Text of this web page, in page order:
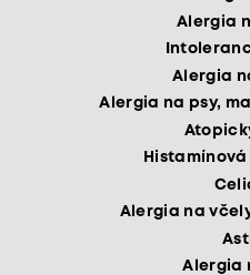
Alergia
Alergia
Alergia na psy,
Alergia na
Alergia